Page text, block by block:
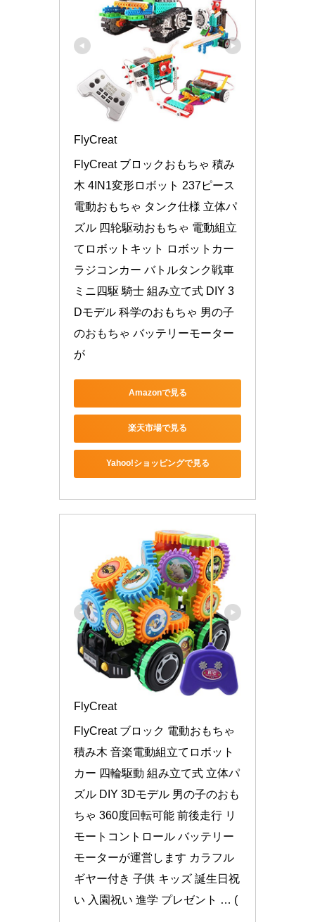
FlyCreat
FlyCreat ブロックおもちゃ 積み
木 4IN1変形ロボット 237ピース
電動おもちゃ タンク仕様 立体パ
ズル 四轮駆动おもちゃ 電動組立
てロボットキット ロボットカー
ラジコンカー バトルタンク戦車
ミニ四駆 騎士 組み立て式 DIY 3
Dモデル 科学のおもちゃ 男の子
のおもちゃ バッテリーモーター
が
Amazonで見る
楽天市場で見る
Yahoo!ショッピングで見る
FlyCreat
FlyCreat ブロック 電動おもちゃ
積み木 音楽電動組立てロボット
カー 四輪駆動 組み立て式 立体パ
ズル DIY 3Dモデル 男の子のおも
ちゃ 360度回転可能 前後走行 リ
モートコントロール バッテリー
モーターが運営します カラフル
ギヤー付き 子供 キッズ 誕生日祝
い 入園祝い 進学 プレゼント … (